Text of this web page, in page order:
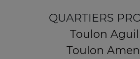
QUARTIERS
Toulon
Toulon